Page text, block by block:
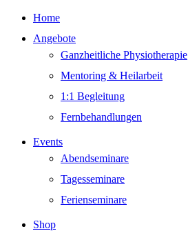
Home
Angebote
Ganzheitliche Physiotherapie
Mentoring & Heilarbeit
1:1 Begleitung
Fernbehandlungen
Events
Abendseminare
Tagesseminare
Ferienseminare
Shop